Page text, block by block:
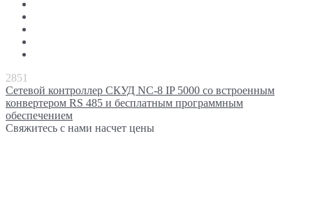
2851
Сетевой контроллер СКУД NC-8 IP 5000 со встроенным
конвертером RS 485 и бесплатным программным
обеспечением
Свяжитесь с нами насчет цены